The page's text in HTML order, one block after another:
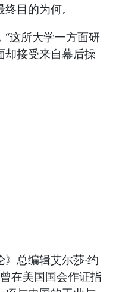
目的为何。
这所大学一方面研
却接受来自幕后操
总编辑艾尔莎·约
在美国国会作证指